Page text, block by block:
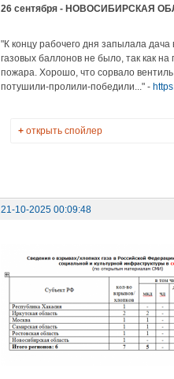
26 сентября - НОВОСИБИРСКАЯ
"К концу рабочего дня запылала
газовых баллонов не было, так как
пожара. Хорошо, что сорвало
потушили-пролили-победили..." -
+ открыть спойлер
21-10-2025 00:09:48